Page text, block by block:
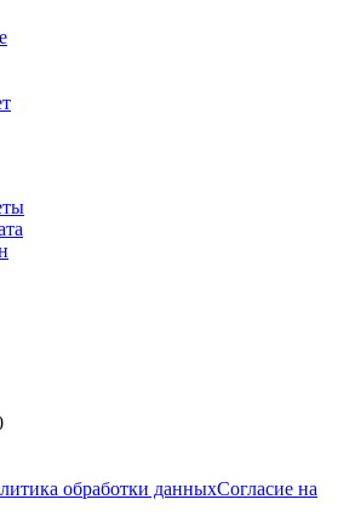
обработки данныхСогласие на